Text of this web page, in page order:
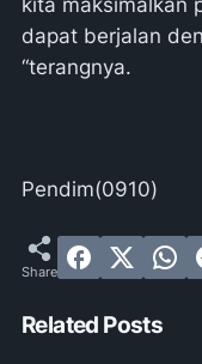
kita maksimalkan
dapat berjalan
“terangnya.
Pendim(0910)
Related Posts